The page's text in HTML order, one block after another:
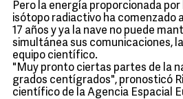
Pero la energía proporcionada
isótopo radiactivo ha comenzado
17 años y ya la nave no puede
simultánea sus comunicaciones,
equipo científico.
"Muy pronto ciertas partes de la
grados centígrados", pronosticó
científico de la Agencia Espacial